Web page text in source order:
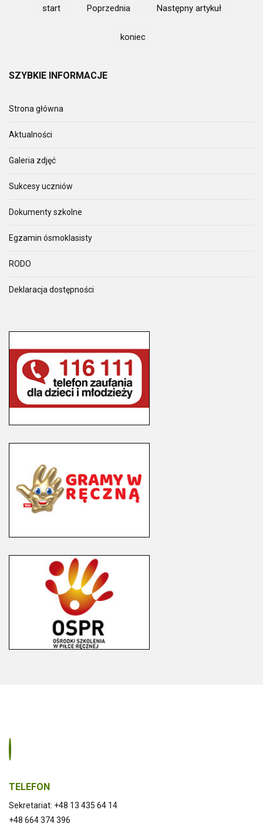
start Poprzednia Następny artykuł
koniec
SZYBKIE INFORMACJE
Strona główna
Aktualności
Galeria zdjęć
Sukcesy uczniów
Dokumenty szkolne
Egzamin ósmoklasisty
RODO
Deklaracja dostępności
TELEFON
Sekretariat: +48 13 435 64 14
+48 664 374 396